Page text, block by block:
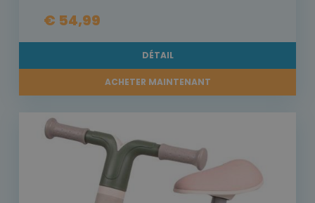
€ 54,99
DÉTAIL
ACHETER MAINTENANT